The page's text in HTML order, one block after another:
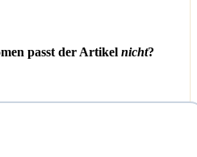
passt der Artikel nicht?